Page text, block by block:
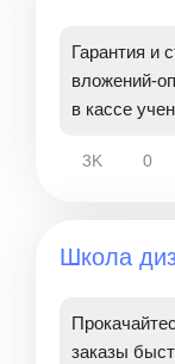
Гарантия и
вложений-
в кассе
3K 0
Школа
заказы